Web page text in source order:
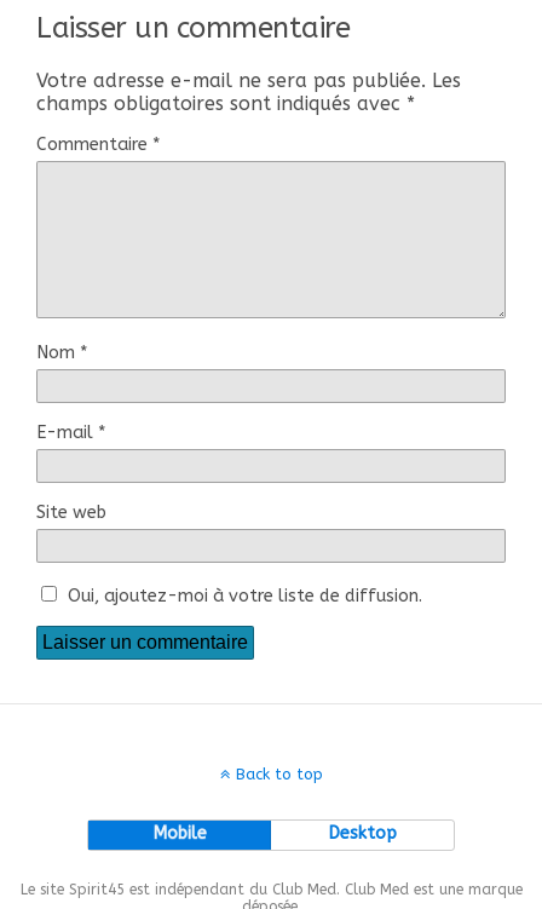
Laisser un commentaire
Votre adresse e-mail ne sera pas publiée. Les
champs obligatoires sont indiqués avec *
Commentaire *
Nom *
E-mail *
Site web
Oui, ajoutez-moi à votre liste de diffusion.
Back to top
Mobile Desktop
Le site Spirit45 est indépendant du Club Med. Club Med est une marque